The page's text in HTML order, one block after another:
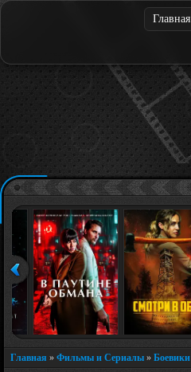
Главная
Главная » Фильмы и Сериалы » Боевики